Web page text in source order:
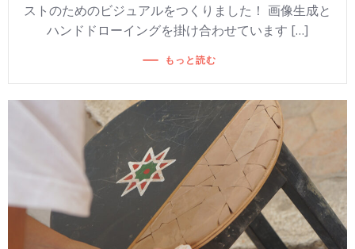
ストのためのビジュアルをつくりました！ 画像生成と
ハンドドローイングを掛け合わせています […]
もっと読む